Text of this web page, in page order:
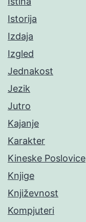
Istorija
Izdaja
Izgled
Jednakost
Jezik
Jutro
Kajanje
Karakter
Kineske Poslovice
Knjige
Književnost
Kompjuteri